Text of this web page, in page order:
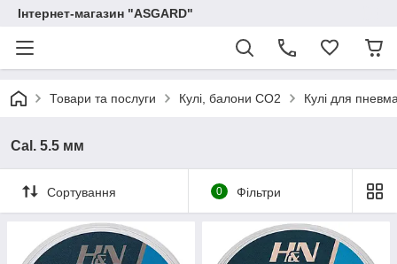
Інтернет-магазин "ASGARD"
Товари та послуги Кулі, балони СО2 Кулі для
Cal. 5.5 мм
Сортування 0 Фільтри